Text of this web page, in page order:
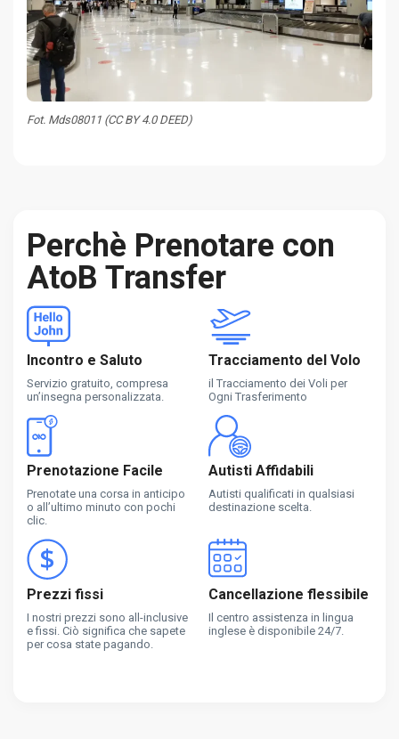
Fot. Mds08011 (CC BY 4.0 DEED)
Perchè Prenotare con
AtoB Transfer
Incontro e Saluto
Servizio gratuito, compresa
un’insegna personalizzata.
Tracciamento del Volo
il Tracciamento dei Voli per
Ogni Trasferimento
Prenotazione Facile
Prenotate una corsa in anticipo
o all’ultimo minuto con pochi
clic.
Autisti Affidabili
Autisti qualificati in qualsiasi
destinazione scelta.
Prezzi fissi
I nostri prezzi sono all-inclusive
e fissi. Ciò significa che sapete
per cosa state pagando.
Cancellazione flessibile
Il centro assistenza in lingua
inglese è disponibile 24/7.